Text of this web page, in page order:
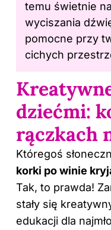
temu świetnie
wyciszania
pomocne przy
cichych
dziećmi:
rączkach
Któregoś
korki po winie
Tak, to prawda!
stały się
edukacji dla